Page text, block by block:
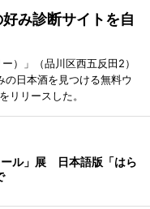
み診断サイトを自
）」（品川区西五反田2）
日本酒を見つける無料ウ
リリースした。
ール」展 日本語版「はら